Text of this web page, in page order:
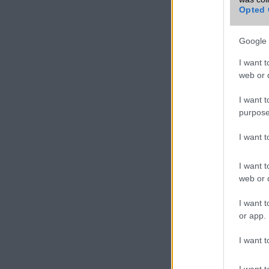
Opted
Google
I want
web or
I want
I want
I want
web or
I want
or app.
I want